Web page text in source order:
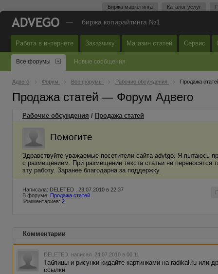
Биржа маркетинга Каталог услуг
— биржа копирайтинга №1
Работа в интернете Заказчику Магазин статей Сервис
Все форумы Новые сообщения
Адвего Форум Все форумы Рабочие обсуждения Продажа
Продажа статей — Форум Адвего
Рабочие обсуждения / Продажа статей
Помогите
Здравствуйте уважаемые посетители сайта advtgo. Я пытаюсь
с размещением. При размещении текста статьи не
эту работу. Заранее благодарна за поддержку.
Написала: DELETED , 23.07.2010 в 22:37
В форуме: Продажа статей
Комментариев: 2
Комментарии
DELETED написал 24.07.2010 в 00:11
Таблицы и рисунки кидайте картинками на radikal.ru или
ссылки